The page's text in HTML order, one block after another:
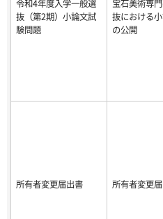
令和4年度入学一般選
抜（第2期）小論文試
験問題
宝石美術専
抜における
の公開
所有者変更届出書 所有者変更